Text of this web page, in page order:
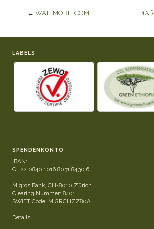
← WATTMOBIL.COM 1%
LABELS
SPENDENKONTO
IBAN:
CH22 0840 1016 8031 8430 6
Migros Bank, CH-8010 Zürich
Clearing Nummer: 8401
SWIFT Code: MIGRCHZZ80A
Details ...